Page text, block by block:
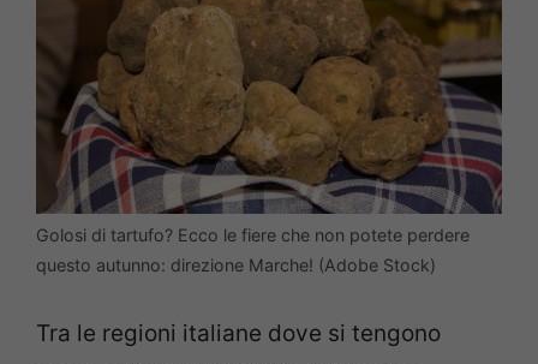
Golosi di tartufo? Ecco le fiere che non potete perdere
questo autunno: direzione Marche! (Adobe Stock)
Tra le regioni italiane dove si tengono